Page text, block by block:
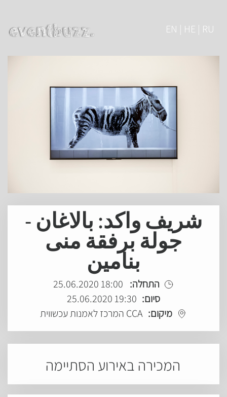
EN | HE | RU
شريف واكد: بالاغان -
جولة برفقة منى
بنامين
התחלה: 18:00 25.06.2020
סיום: 19:30 25.06.2020
מיקום: CCA המרכז לאמנות עכשווית
המכירה באירוע הסתיימה